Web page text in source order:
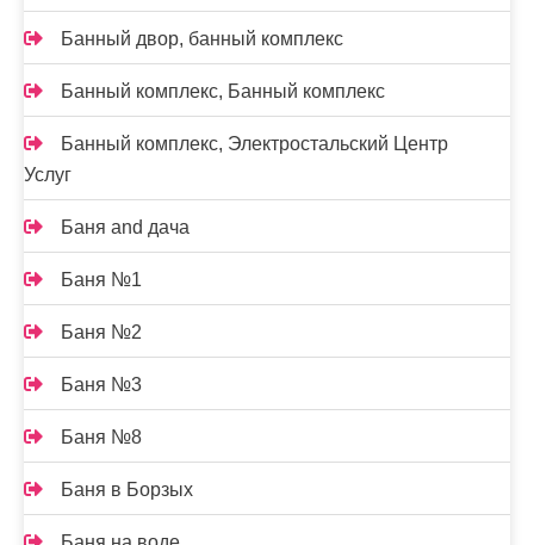
Банный двор, банный комплекс
Банный комплекс, Банный комплекс
Банный комплекс, Электростальский Центр
Услуг
Баня and дача
Баня №1
Баня №2
Баня №3
Баня №8
Баня в Борзых